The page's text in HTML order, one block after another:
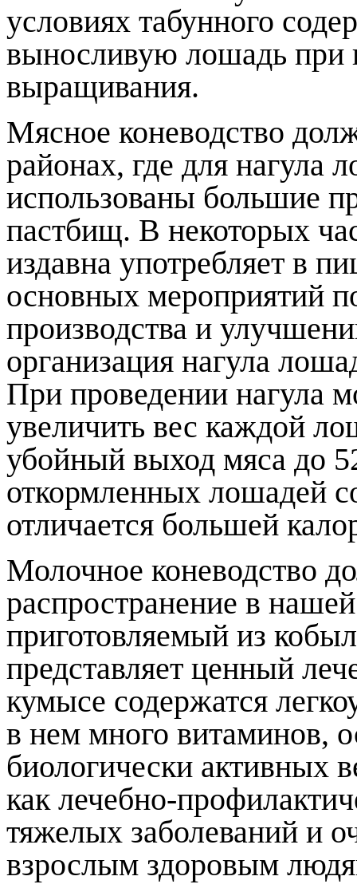
условиях табунного
выносливую лошадь при
выращивания.
Мясное коневодство
районах, где для нагула
использованы большие
пастбищ. В некоторых
издавна употребляет в
основных мероприятий
производства и
организация нагула
При проведении нагула
увеличить вес каждой
убойный выход мяса до
откормленных лошадей
отличается большей
Молочное коневодство
распространение в
приготовляемый из
представляет ценный
кумысе содержатся
в нем много витаминов,
биологически активных
как лечебно-
тяжелых заболеваний и
взрослым здоровым